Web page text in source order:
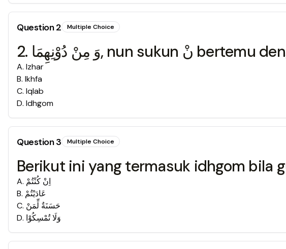
Question2 Multiple Choice
A. Izhar
B. Ikhfa
C. Iqlab
D. Idhgom
Question3 Multiple Choice
Berikut ini yang termasuk idhgom bila
A. اِنْ كُنْتُمْ
B. عَادَيْتُمْ
C. حَسَنَةٌ لِّمَنْ
D. وَلَا تُمْسِكُوْا